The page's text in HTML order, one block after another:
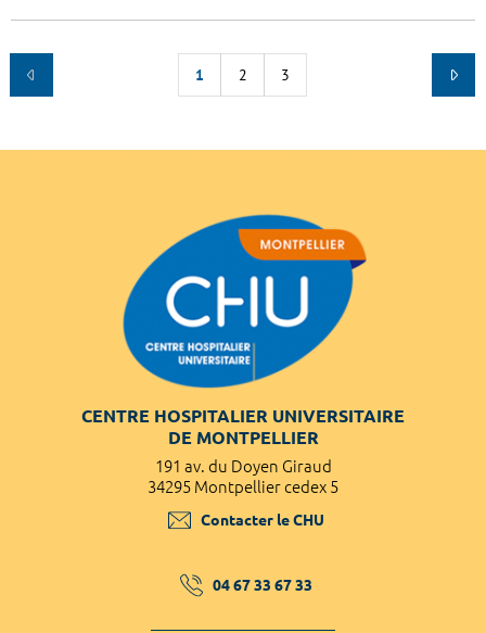
1 2 3
CENTRE HOSPITALIER UNIVERSITAIRE
DE MONTPELLIER
191 av. du Doyen Giraud
34295 Montpellier cedex 5
Contacter le CHU
04 67 33 67 33